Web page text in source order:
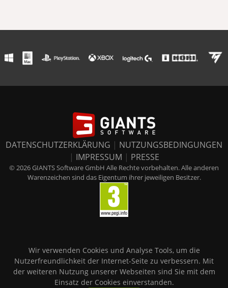
DATENSCHUTZERKLÄRUNG | NUTZUNGSBEDINGUNGEN
| IMPRESSUM | PRESSE
© 2026 GIANTS Software GmbH Alle Rechte vorbehalten. Alle anderen
Warenzeichen sind das Eigentum ihrer jeweiligen Besitzer.
Wir verwenden Cookies und Analyse Tools, um die
Nutzerfreundlichkeit der Internet-Seite zu verbessern. Mit
der weiteren Nutzung unserer Webseiten sind Sie mit dem
Einsatz der Cookies einverstanden.